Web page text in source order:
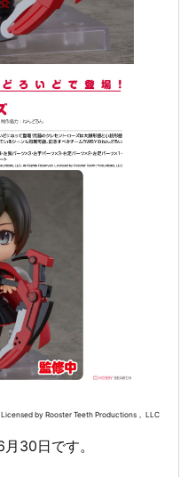
by Rooster Teeth Productions， LLC
30日です。